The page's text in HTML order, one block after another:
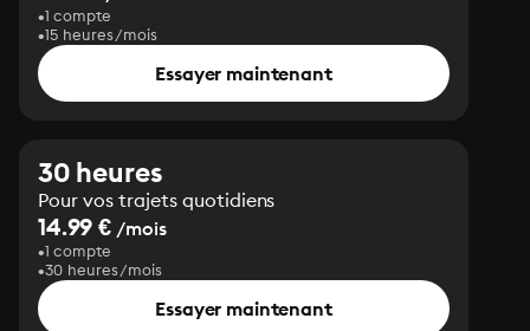
1 compte
15 heures/mois
Essayer maintenant
30 heures
Pour vos trajets quotidiens
14.99 € /mois
1 compte
30 heures/mois
Essayer maintenant